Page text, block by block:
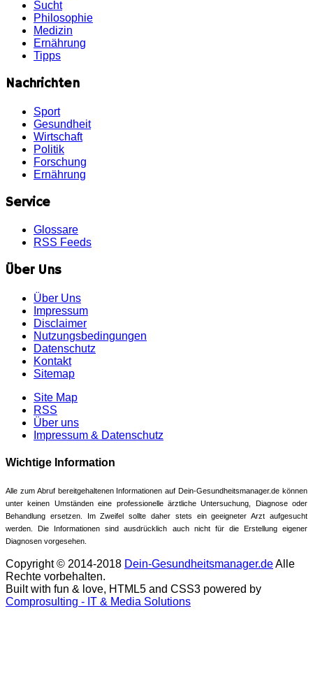
Sucht
Philosophie
Medizin
Ernährung
Tipps
Nachrichten
Sport
Gesundheit
Wirtschaft
Politik
Forschung
Ernährung
Service
Glossare
RSS Feeds
Über Uns
Über Uns
Impressum
Disclaimer
Nutzungsbedingungen
Datenschutz
Kontakt
Sitemap
Site Map
RSS
Über uns
Impressum & Datenschutz
Wichtige Information
Alle zum Abruf bereitgehaltenen Informationen auf Dein-Gesundheitsmanager.de können
unter keinen Umständen eine professionelle ärztliche Untersuchung, Diagnose oder
Behandlung ersetzen. Im Zweifel sollte daher stets ein geeigneter Arzt aufgesucht
werden. Die Informationen sind ausdrücklich auch nicht für die Erstellung eigener
Diagnosen vorgesehen.
Copyright © 2014-2018 Dein-Gesundheitsmanager.deAlle
Rechte vorbehalten.
Built with fun & love, HTML5 and CSS3 powered by
Comprosulting - IT & Media Solutions